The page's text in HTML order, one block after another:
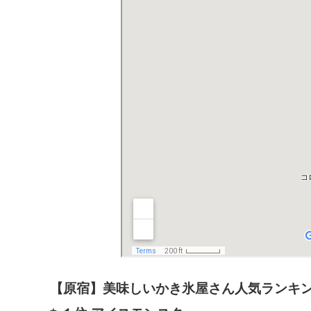
【原宿】美味しいかき氷屋さん人気ランキ